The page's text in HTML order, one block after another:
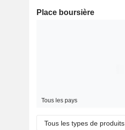
Place boursière
Tous les pays
Tous les types de produits